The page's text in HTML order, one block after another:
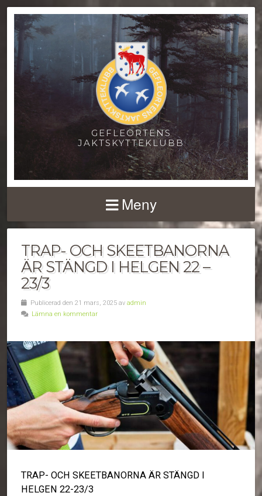
GEFLEORTENS
JAKTSKYTTEKLUBB
Meny
TRAP- OCH SKEETBANORNA
ÄR STÄNGD I HELGEN 22 –
23/3
Publicerad den 21 mars, 2025 av admin
Lämna en kommentar
TRAP- OCH SKEETBANORNA ÄR STÄNGD I
HELGEN 22-23/3